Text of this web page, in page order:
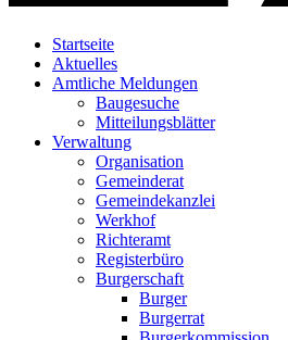
Startseite
Aktuelles
Amtliche Meldungen
Baugesuche
Mitteilungsblätter
Verwaltung
Organisation
Gemeinderat
Gemeindekanzlei
Werkhof
Richteramt
Registerbüro
Burgerschaft
Burger
Burgerrat